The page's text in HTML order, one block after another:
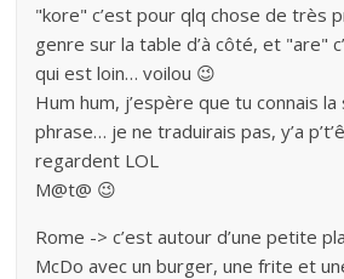
"kore" c’est pour qlq chose de très
genre sur la table d’à côté, et "are"
qui est loin… voilou 😉
Hum hum, j’espère que tu connais
phrase… je ne traduirais pas, y’a
regardent LOL
M@t@ 😉
Rome -> c’est autour d’une petite
McDo avec un burger, une frite et